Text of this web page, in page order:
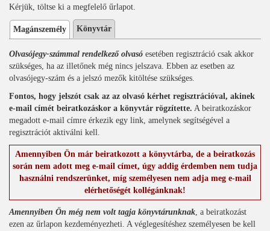
Kérjük, töltse ki a megfelelő űrlapot.
Magánszemély Könyvtár
Olvasójegy-számmal rendelkező olvasó esetében regisztráció csak akkor
szükséges, ha az illetőnek még nincs jelszava. Ebben az esetben az
olvasójegy-szám és a jelszó mezők kitöltése szükséges.
Fontos, hogy jelszót csak az az olvasó kérhet regisztrációval, akinek
e-mail címét beiratkozáskor a könyvtár rögzítette. A beiratkozáskor
megadott e-mail címre érkezik egy link, amelynek segítségével a
regisztrációt aktiválni kell.
Amennyiben Ön már beiratkozott a könyvtárba, de a beiratkozás
során nem adott meg e-mail címet, úgy addig érdemben nem tudja
használni rendszerünket, míg személyesen nem adja meg e-mail
elérhetőségét kollégánknak!
Amennyiben Ön még nem volt tagja könyvtárunknak, a beiratkozást
ezen az űrlapon kezdeményezheti. A véglegesítéshez személyesen be kell